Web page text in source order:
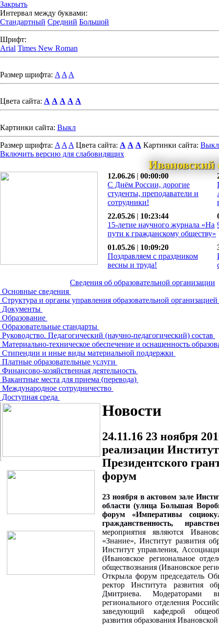
Закрыть
Интервал между буквами:
Стандартный Средний Большой
Шрифт:
Arial Times New Roman
Размер шрифта: A A A
Цвета сайта: A A A A A
Картинки сайта: Выкл
Размер шрифта: A A A Цвета сайта: A A A Картинки сайта: Выкл
Включить версию для слабовидящих
12.06.26 | 00:00:00
С Днём России, дорогие
студенты, преподаватели и
сотрудники!
22.05.26 | 10:23:44
15-летие научного журнала «На
пути к гражданскому обществу»
01.05.26 | 10:09:20
Поздравляем с праздником
весны и труда!
Сведения об образовательной организации
Основные сведения
Структура и органы управления образовательной организацией
Документы
Образование
Образовательные стандарты
Руководство. Педагогический (научно-педагогический) состав
Материально-техническое обеспечение и оснащенность
Стипендии и иные виды материальной поддержки
Платные образовательные услуги
Финансово-хозяйственная деятельность
Вакантные места для приема (перевода)
Международное сотрудничество
Доступная среда
Новости
24.11.16 23 ноября
реализации
Президентского
форум
23 ноября в актовом зале
области (улица Большая
форум «Императивы
гражданственность,
мероприятия являются
«Знание», Институт развития
Институт управления,
(Ивановское региональное
обществознания (Ивановское
Открыла форум председатель
ректор Института развития
Дмитриева. Модераторами
регионального отделения
заведующий кафедрой
развития образования